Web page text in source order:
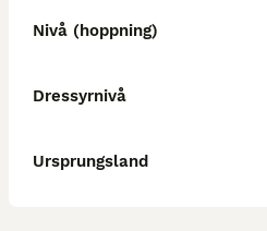
Nivå (hoppning)
Dressyrnivå
Ursprungsland